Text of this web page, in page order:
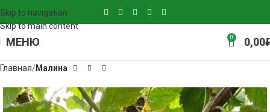
Skip to navigation
Skip to main content
МЕНЮ 0 0,00
Главная Малина